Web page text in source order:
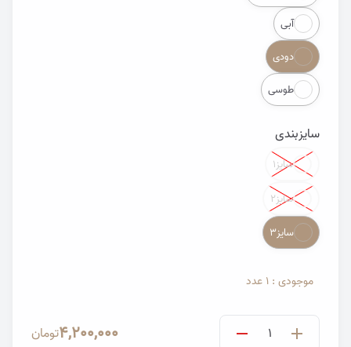
آبی
دودی
طوسی
سایزبندی
Color سایز۱
سایز۲
سایز۳
موجودی : 1 عدد
4,200,000تومان